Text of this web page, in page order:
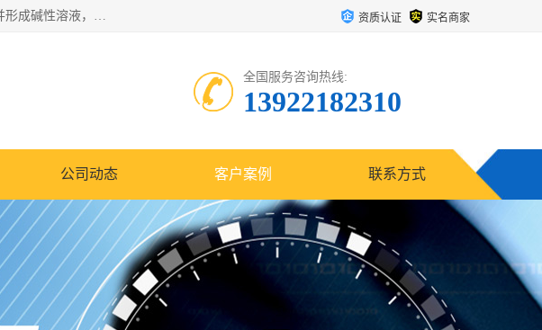
氢氧化钠化学式为NaOH，为一种具有很强腐蚀性的强碱，一般为片状或颗粒形态，易溶于水(溶于水时放热)并形成碱性溶液，另有潮解性，易吸取空气中的水蒸气(潮解)和(变质)。NaOH是化学实验室其中一种必备的化学品，亦为常见的化工品之一。纯品是无色透明的晶体。密度2.130g/cm3。熔点318.4℃。沸点1390℃。工业品含有少量的氯化和碳酸，是白色不透明的晶体。 资质认证 实名商家
全国服务咨询热线:
13922182310
公司动态 客户案例 联系方式